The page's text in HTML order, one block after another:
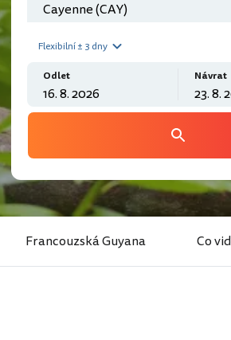
Flexibilní ± 3 dny
Odlet Návrat
Francouzská Guyana Co